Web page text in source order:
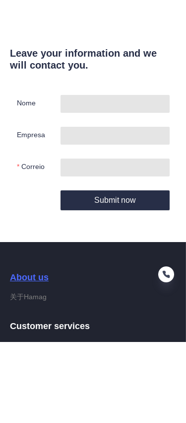
Leave your information and we
will contact you.
Nome
Empresa
Correio
Submit now
About us
关于Hamag
Customer services
PT